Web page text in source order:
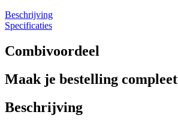
Beschrijving
Specificaties
Combivoordeel
Maak je bestelling compleet
Beschrijving